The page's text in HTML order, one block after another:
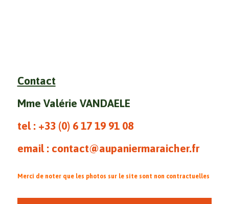
Contact
Mme Valérie VANDAELE
tel : +33 (0) 6 17 19 91 08
email : contact@aupaniermaraicher.fr
Merci de noter que les photos sur le site sont non contractuelles